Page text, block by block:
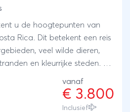
u de hoogtepunten van
Rica. Dit betekent een reis
veel wilde dieren,
en kleurrijke steden. U
via kronkelende wegen
berglandschappen die naar
vanaf
€ 3.800
Inclusief